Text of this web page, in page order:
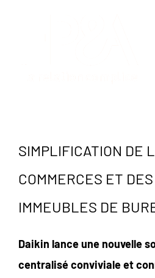
SIMPLIFICATION DE
COMMERCES ET
IMMEUBLES DE
Daikin lance une nouvelle
centralisé conviviale et